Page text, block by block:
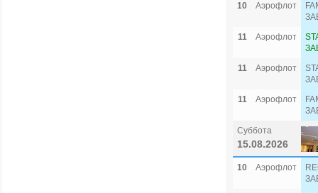
10
Аэрофлот
11
Аэрофлот
11
Аэрофлот
11
Аэрофлот
Суббота
15.08.2026
10 Аэрофлот